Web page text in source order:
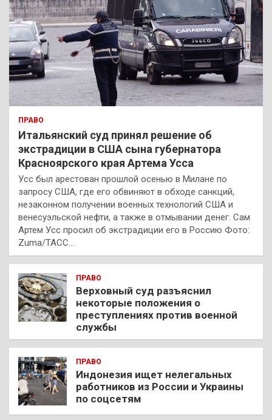
ПРАВО
Итальянский суд принял решение об
экстрадиции в США сына губернатора
Красноярского края Артема Усса
Усс был арестован прошлой осенью в Милане по
запросу США, где его обвиняют в обходе санкций,
незаконном получении военных технологий США и
венесуэльской нефти, а также в отмывании денег. Сам
Артем Усс просил об экстрадиции его в Россию Фото:
Zuma/ТАСС…
ПРАВО
Верховный суд разъяснил
некоторые положения о
преступлениях против военной
службы
ПРАВО
Индонезия ищет нелегальных
работников из России и Украины
по соцсетям